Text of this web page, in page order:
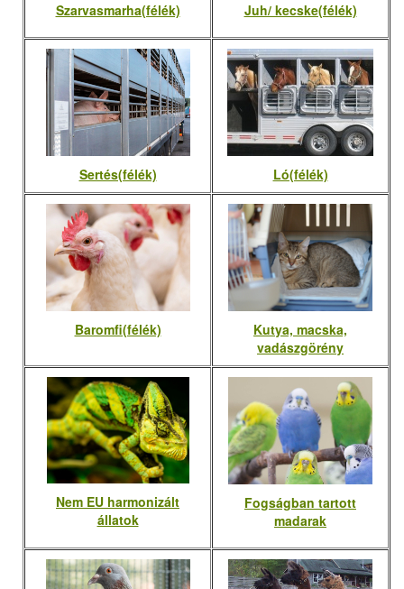
Szarvasmarha(félék) Juh/ kecske(félék)
Sertés(félék) Ló(félék)
Baromfi(félék)
Kutya, macska,
vadászgörény
Nem EU harmonizált
állatok
Fogságban tartott
madarak